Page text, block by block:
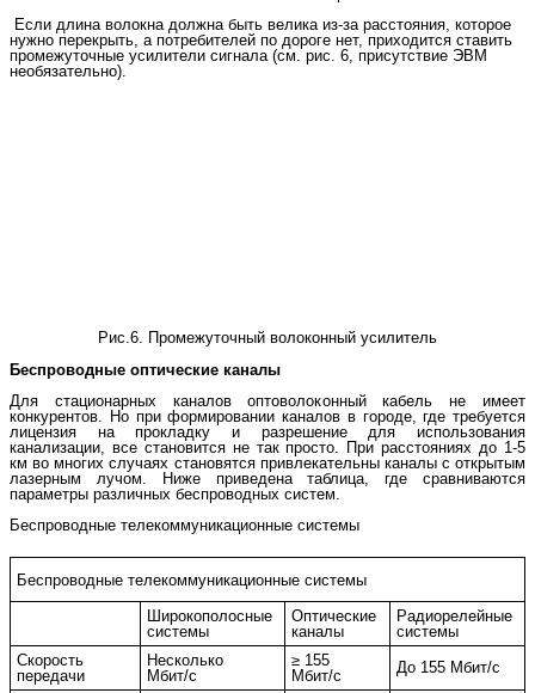
Если длина волокна должна быть велика из-за расстояния, которое
нужно перекрыть, а потребителей по дороге нет, приходится ставить
промежуточные усилители сигнала (см. рис. 6, присутствие ЭВМ
необязательно).
Рис.6. Промежуточный волоконный усилитель
Беспроводные оптические каналы
Для стационарных каналов оптоволоконный кабель не имеет
конкурентов. Но при формировании каналов в городе, где требуется
лицензия на прокладку и разрешение для использования
канализации, все становится не так просто. При расстояниях до 1-5
км во многих случаях становятся привлекательны каналы с открытым
лазерным лучом. Ниже приведена таблица, где сравниваются
параметры различных беспроводных систем.
Беспроводные телекоммуникационные системы
Беспроводные телекоммуникационные системы
Широкополосные
системы
Оптические
каналы
Радиорелейные
системы
Скорость
передачи
Несколько
Мбит/c
≥ 155
Мбит/c
До 155 Мбит/c